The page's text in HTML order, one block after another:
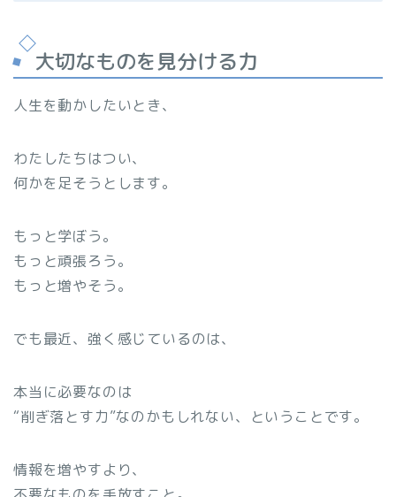
大切なものを見分ける力
人生を動かしたいとき、
わたしたちはつい、
何かを足そうとします。
もっと学ぼう。
もっと頑張ろう。
もっと増やそう。
でも最近、強く感じているのは、
本当に必要なのは
“削ぎ落とす力”なのかもしれない、ということです。
情報を増やすより、